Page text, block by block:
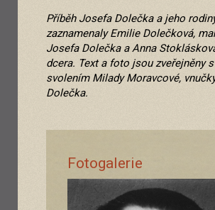
Příběh Josefa Dolečka a jeho
zaznamenaly Emilie Dolečková,
Josefa Dolečka a Anna
dcera. Text a foto jsou zveřejněny
svolením Milady Moravcové,
Dolečka.
Fotogalerie